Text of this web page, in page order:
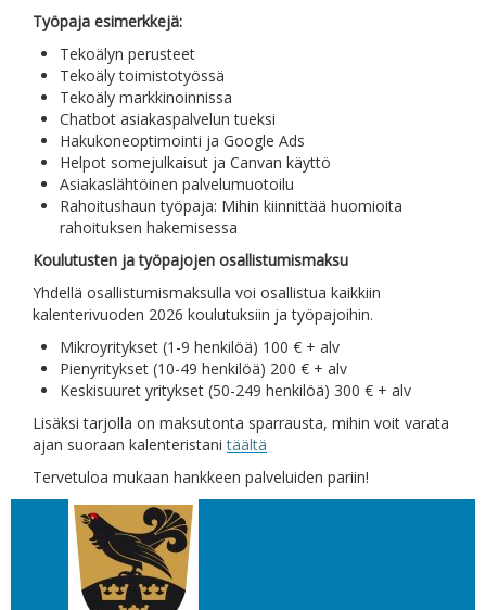
Työpaja esimerkkejä:
Tekoälyn perusteet
Tekoäly toimistotyössä
Tekoäly markkinoinnissa
Chatbot asiakaspalvelun tueksi
Hakukoneoptimointi ja Google Ads
Helpot somejulkaisut ja Canvan käyttö
Asiakaslähtöinen palvelumuotoilu
Rahoitushaun työpaja: Mihin kiinnittää huomioita
rahoituksen hakemisessa
Koulutusten ja työpajojen osallistumismaksu
Yhdellä osallistumismaksulla voi osallistua kaikkiin
kalenterivuoden 2026 koulutuksiin ja työpajoihin.
Mikroyritykset (1-9 henkilöä) 100 € + alv
Pienyritykset (10-49 henkilöä) 200 € + alv
Keskisuuret yritykset (50-249 henkilöä) 300 € + alv
Lisäksi tarjolla on maksutonta sparrausta, mihin voit varata
ajan suoraan kalenteristanitäältä
Tervetuloa mukaan hankkeen palveluiden pariin!